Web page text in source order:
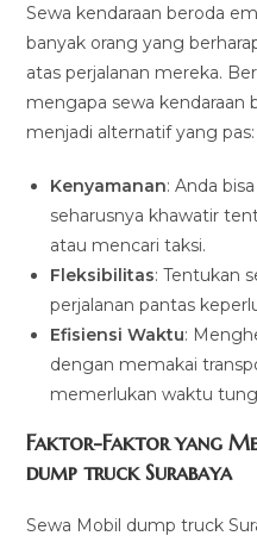
Sewa kendaraan beroda
banyak orang yang
atas perjalanan mereka.
mengapa sewa kendaraan
menjadi alternatif yang pas:
Kenyamanan: Anda
seharusnya khawatir
atau mencari taksi.
Fleksibilitas: Tentukan
perjalanan pantas
Efisiensi Waktu:
dengan memakai
memerlukan waktu
Faktor-Faktor yang
dump truck Surabaya
Sewa Mobil dump truck